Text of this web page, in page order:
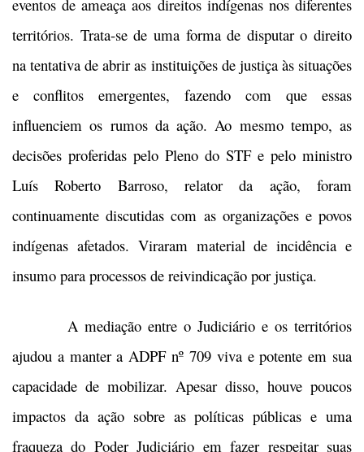
eventos de ameaça aos direitos indígenas nos diferentes
territórios. Trata-se de uma forma de disputar o direito
na tentativa de abrir as instituições de justiça às situações
e conflitos emergentes, fazendo com que essas
influenciem os rumos da ação. Ao mesmo tempo, as
decisões proferidas pelo Pleno do STF e pelo ministro
Luís Roberto Barroso, relator da ação, foram
continuamente discutidas com as organizações e povos
indígenas afetados. Viraram material de incidência e
insumo para processos de reivindicação por justiça.
A mediação entre o Judiciário e os territórios
ajudou a manter a ADPF nº 709 viva e potente em sua
capacidade de mobilizar. Apesar disso, houve poucos
impactos da ação sobre as políticas públicas e uma
fraqueza do Poder Judiciário em fazer respeitar suas